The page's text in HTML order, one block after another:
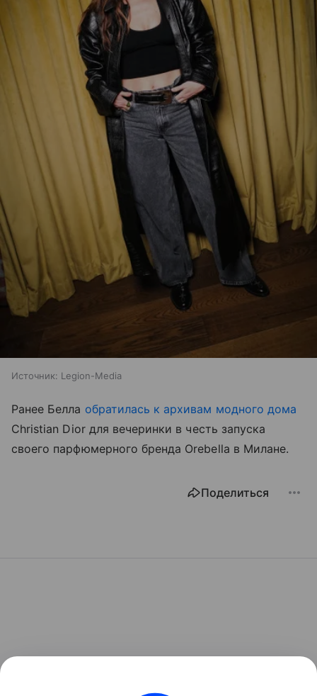
Источник: Legion-Media
Ранее Белла обратилась к архивам модного дома
Christian Dior для вечеринки в честь запуска
своего парфюмерного бренда Orebella в Милане.
Поделиться